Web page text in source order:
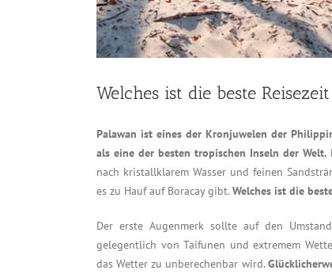
Welches ist die beste
Palawan ist eines der Kronjuwelen der
als eine der besten tropischen Inseln der Welt.
nach kristallklarem Wasser und feinen
es zu Hauf auf Boracay gibt. Welches ist die
Der erste Augenmerk sollte auf den
gelegentlich von Taifunen und extremem
das Wetter zu unberechenbar wird.